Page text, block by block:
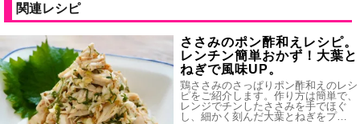
関連レシピ
ささみのポン酢和えレシピ。
レンチン簡単おかず！大葉と
ねぎで風味UP。
鶏ささみのさっぱりポン酢和えのレシ
ピをご紹介します。作り方は簡単で、
レンジでチンしたささみを手でほぐ
し、細かく刻んだ大葉とねぎをプ…